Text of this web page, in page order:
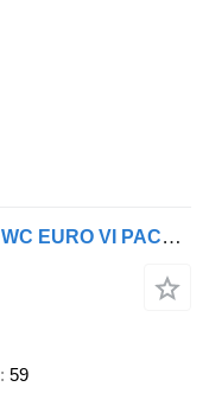
Van Hool EX 16 M 13.26 M PAX 59 WC EURO VI PACCAR
59